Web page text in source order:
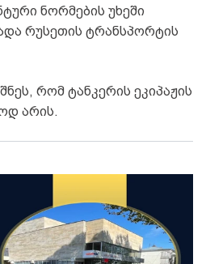
ნორმების უხეში
რუსეთის ტრანსპორტის
რომ ტანკერის ეკიპაჟის
არის.